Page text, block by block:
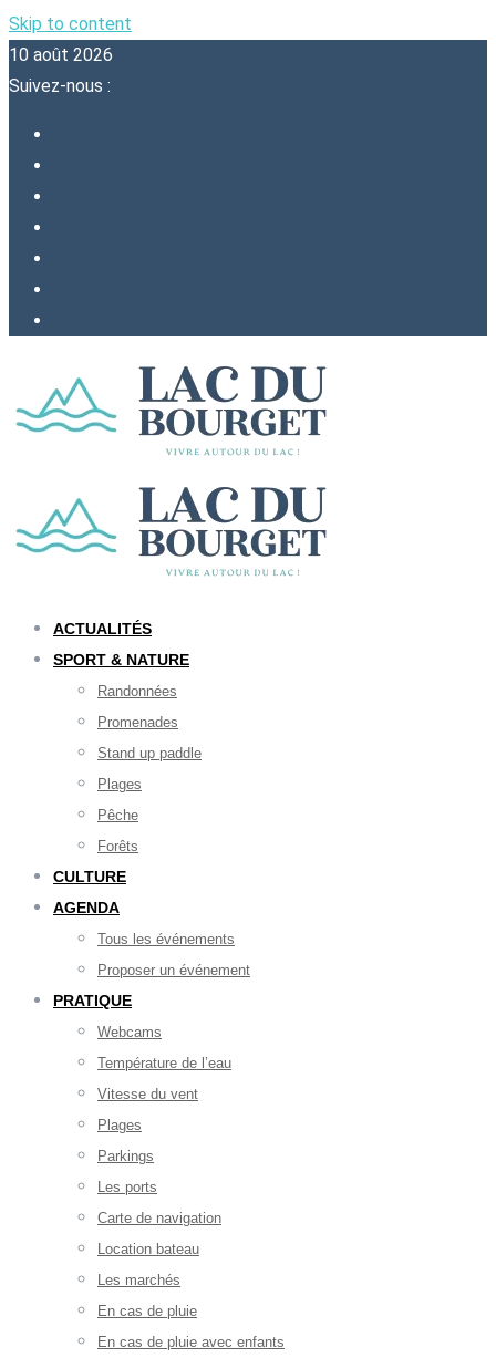
Skip to content
10 août 2026
Suivez-nous :
ACTUALITÉS
SPORT & NATURE
Randonnées
Promenades
Stand up paddle
Plages
Pêche
Forêts
CULTURE
AGENDA
Tous les événements
Proposer un événement
PRATIQUE
Webcams
Température de l’eau
Vitesse du vent
Plages
Parkings
Les ports
Carte de navigation
Location bateau
Les marchés
En cas de pluie
En cas de pluie avec enfants